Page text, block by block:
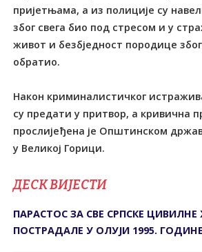
пријетњама, а из полиције су
због свега био под стресом и у
живот и безбједност породице
обратио.
Након криминалистичког
су предати у притвор, а кривична
прослијеђена је Општинском
у Великој Горици.
ДЕСК ВИЈЕСТИ
ПАРАСТОС ЗА СВЕ СРПСКЕ ЦИВИЛНЕ
ПОСТРАДАЛЕ У ОЛУЈИ 1995. ГОДИНЕ